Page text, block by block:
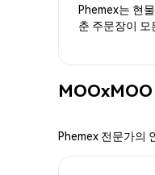
Phemex는 현
춘 주문장이
Phemex 전문가의